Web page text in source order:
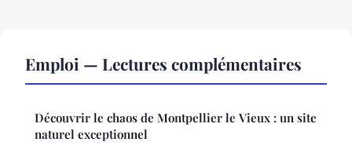
Emploi — Lectures complémentaires
Découvrir le chaos de Montpellier le Vieux : un site
naturel exceptionnel